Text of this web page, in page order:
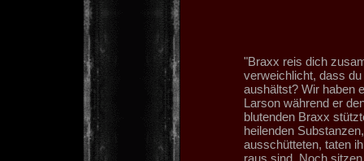
"Braxx reis dich
verweichlicht, dass
aushältst? Wir haben
Larson während er
blutenden Braxx
heilenden
ausschütteten, taten
raus sind. Noch